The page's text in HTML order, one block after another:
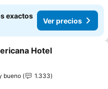
exactos
Ver precios
a favoritos
Hotel
bueno
1.333